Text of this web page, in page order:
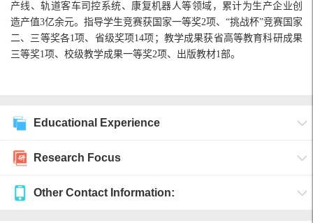
产线、轨道客车司控系统、康复机器人等领域，累计为生产企业创
造产值3亿余元。指导学生竞赛获国家一等奖2项、“挑战杯”竞赛国家
二、三等奖各1项、省级奖项14项；教学成果获省高等教育科研成果
三等奖1项、校级教学成果一等奖2项、出版教材1部。
Educational Experience
Research Focus
Other Contact Information: